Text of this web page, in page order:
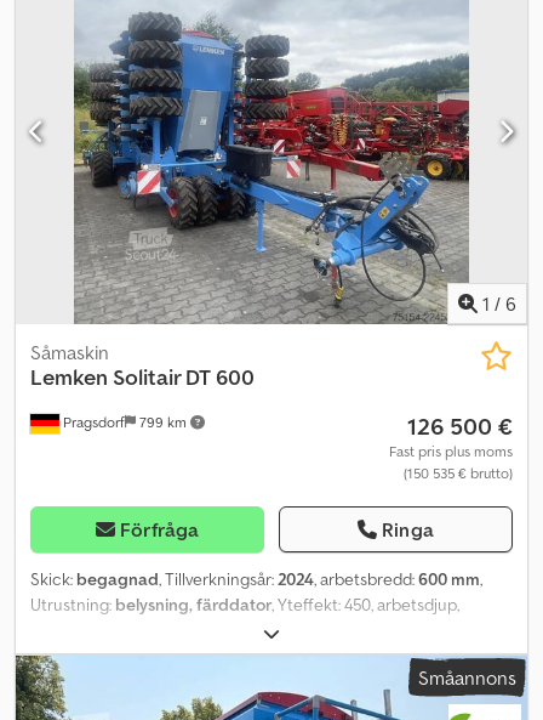
1 / 6
Pragsdorf 799 km
Såmaskin
Lemken Solitair DT 600
126 500 €
Fast pris plus moms
(150 535 € brutto)
Förfråga Ringa
Skick: begagnad, Tillverkningsår:2024, arbetsbredd:600 mm,
Utrustning: belysning, färddator, Yteffekt: 450, arbetsdjup,
justering av radavstånd, hydraulisk vikning, hydraulisk justering av
skärtryck, pneumatisk, spårmarkör, förloppsmarkör, ISOBUS,
dubbelskär, chassi, hydrauliskt vikbart, UL-fäste, DL-broms,
spårjustering, främre markör, lastplattform, FGS DiscSystem,
Småannons